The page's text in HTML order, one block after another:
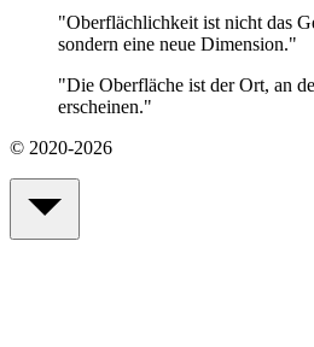
"Oberflächlichkeit ist nicht das
sondern eine neue Dimension."
"Die Oberfläche ist der Ort, an
erscheinen."
© 2020-2026